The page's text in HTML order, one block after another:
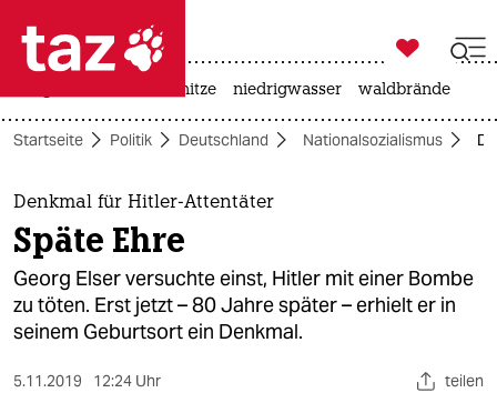
 taz zahl ich
taz zahl ich
themen
politik
öko

taz zahl ich
hitze niedrigwasser waldbrände
Startseite Politik Deutschland Nationalsozialismus
Denkmal für Hitler-Attentäter
Späte Ehre
Georg Elser versuchte einst, Hitler mit einer Bombe
zu töten. Erst jetzt – 80 Jahre später – erhielt er in
seinem Geburtsort ein Denkmal.
5.11.2019 12:24 Uhr teilen